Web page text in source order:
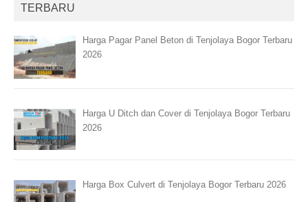
TERBARU
Harga Pagar Panel Beton di Tenjolaya Bogor Terbaru
2026
Harga U Ditch dan Cover di Tenjolaya Bogor Terbaru
2026
Harga Box Culvert di Tenjolaya Bogor Terbaru 2026